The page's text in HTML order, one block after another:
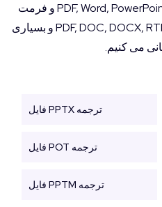
ما از انواع اسناد مانند PDF, Word, PowerPoint, Excel و فرمت
های فایل ایمیل, از جمله PDF, DOC, DOCX, RTF, ODT و بسیاری
می کنیم.
ترجمه PPTX فایل
ترجمه POT فایل
ترجمه PPTM فایل